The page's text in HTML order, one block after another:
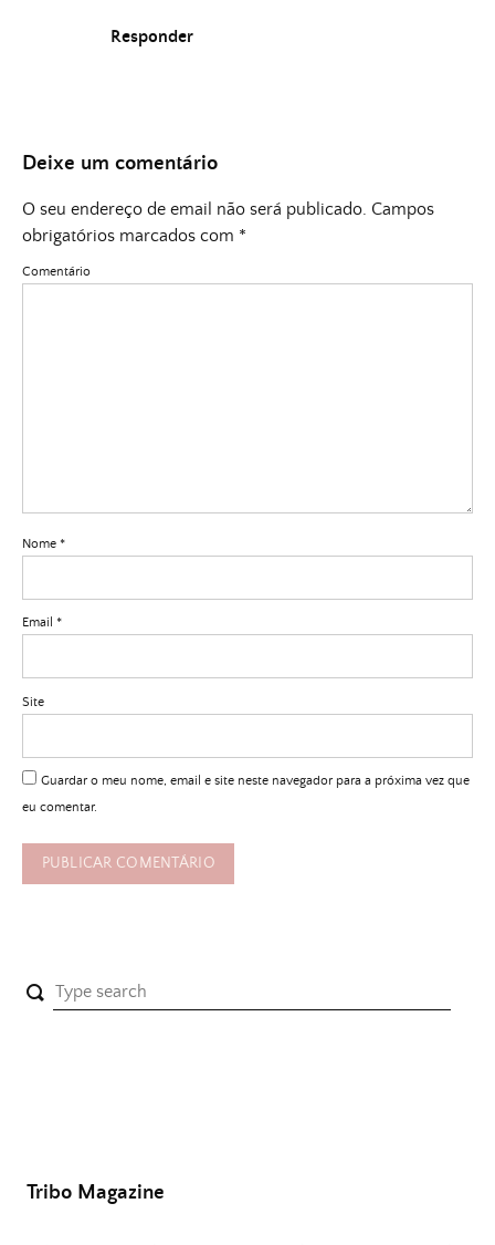
Responder
Deixe um comentário
O seu endereço de email não será publicado. Campos
obrigatórios marcados com *
Comentário
Nome *
Email *
Site
Guardar o meu nome, email e site neste navegador para a próxima vez que
eu comentar.
Tribo Magazine